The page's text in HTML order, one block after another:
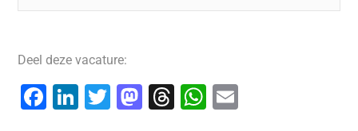
Deel deze vacature:
F
Li T
M T
W